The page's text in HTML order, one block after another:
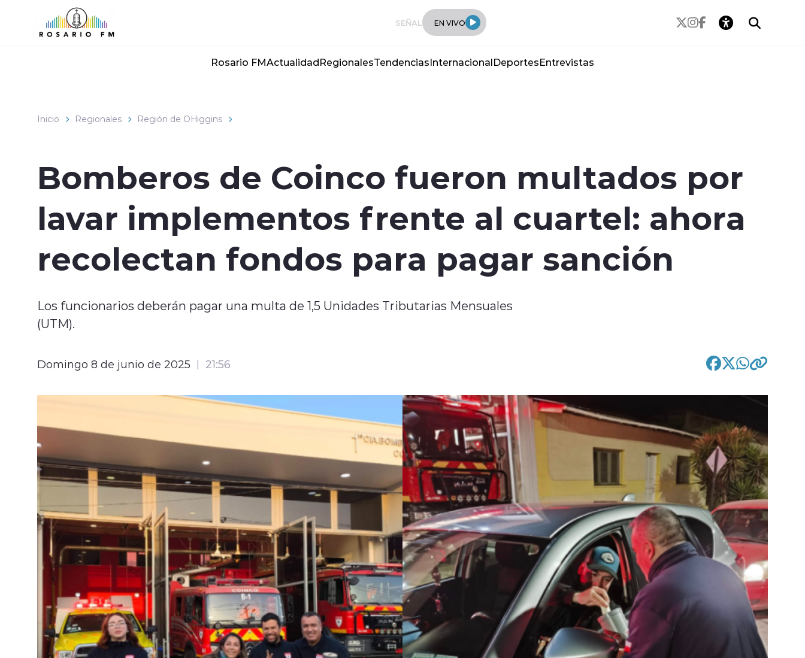
Click acá para ir directamente al contenido
SEÑAL EN VIVO
Rosario FMActualidadRegionalesTendenciasInternacionalDeportesEntrevistas
Inicio Regionales Región de OHiggins
Bomberos de Coinco fueron multados por
lavar implementos frente al cuartel: ahora
recolectan fondos para pagar sanción
Los funcionarios deberán pagar una multa de 1,5 Unidades Tributarias Mensuales
(UTM).
Domingo 8 de junio de 2025 21:56